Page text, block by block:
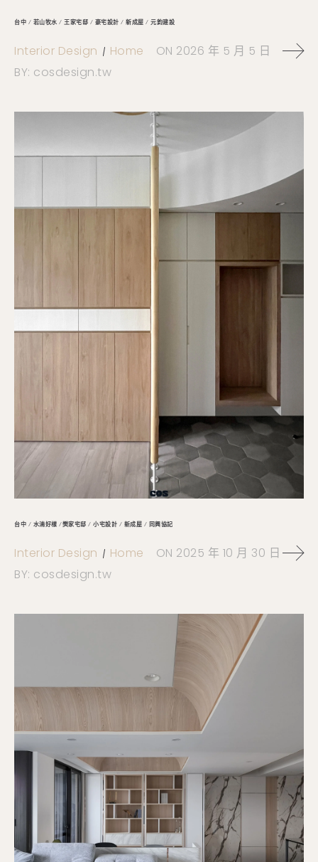
台中 / 若山牧水 / 王家宅邸 / 豪宅設計 / 新成屋 / 元鈞建設
Interior Design Home ON 2026 年 5 月 5 日
BY: cosdesign.tw
台中 / 水湳好樣 /樊家宅邸 / 小宅設計 / 新成屋 / 同興協記
Interior Design Home ON 2025 年 10 月 30 日
BY: cosdesign.tw